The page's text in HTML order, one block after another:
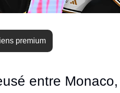
premium
entre